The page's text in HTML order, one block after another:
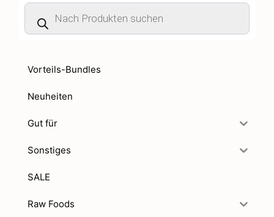
Products
search
Vorteils-Bundles
Neuheiten
Gut für
Sonstiges
SALE
Raw Foods